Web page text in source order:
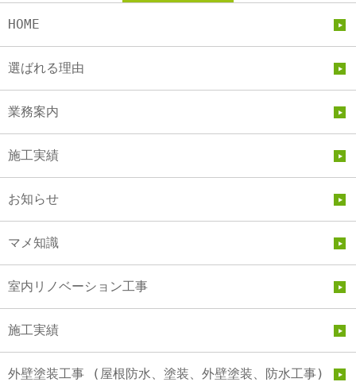
HOME
選ばれる理由
業務案内
施工実績
お知らせ
マメ知識
室内リノベーション工事
施工実績
外壁塗装工事 (屋根防水、塗装、外壁塗装、防水工事)